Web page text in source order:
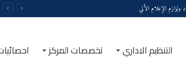
الإعلام الألي
التنظيم الاداري تخصصات المركز